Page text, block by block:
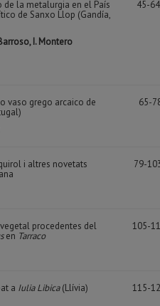
de la metalurgia en el País
de Sanxo Llop (Gandía,
I. Montero
45-
vaso grego arcaico de
65-
i altres novetats
79-
procedentes del
en Tarraco
105-
a Iulia Libica(Llívia)
115-